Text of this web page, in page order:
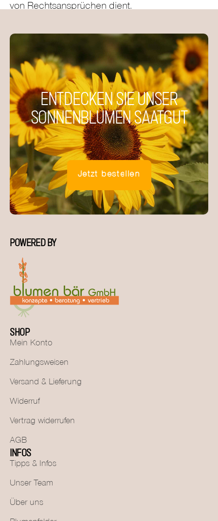
von Rechtsansprüchen dient.
ENTDECKEN SIE UNSER
SONNENBLUMEN SAATGUT
Jetzt bestellen
POWERED BY
SHOP
Mein Konto
Zahlungsweisen
Versand & Lieferung
Widerruf
Vertrag widerrufen
AGB
INFOS
Tipps & Infos
Unser Team
Über uns